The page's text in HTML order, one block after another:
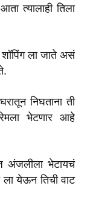
त्यालाही तिला
शॉपिंग ला जाते असं
निघताना ती
भेटणार आहे
अंजलीला भेटायचं
येऊन तिची वाट